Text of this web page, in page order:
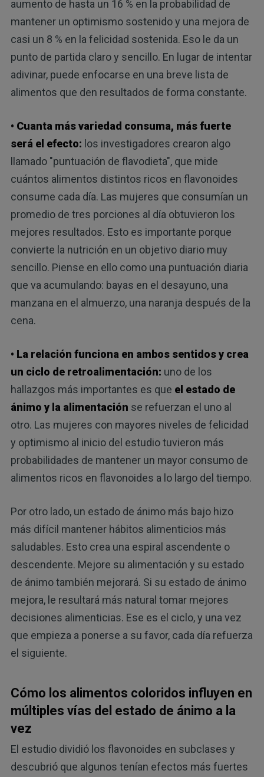
aumento de hasta un 16 % en la probabilidad de
mantener un optimismo sostenido y una mejora de
casi un 8 % en la felicidad sostenida. Eso le da un
punto de partida claro y sencillo. En lugar de intentar
adivinar, puede enfocarse en una breve lista de
alimentos que den resultados de forma constante.
• Cuanta más variedad consuma, más fuerte
será el efecto: los investigadores crearon algo
llamado "puntuación de flavodieta", que mide
cuántos alimentos distintos ricos en flavonoides
consume cada día. Las mujeres que consumían un
promedio de tres porciones al día obtuvieron los
mejores resultados. Esto es importante porque
convierte la nutrición en un objetivo diario muy
sencillo. Piense en ello como una puntuación diaria
que va acumulando: bayas en el desayuno, una
manzana en el almuerzo, una naranja después de la
cena.
• La relación funciona en ambos sentidos y crea
un ciclo de retroalimentación: uno de los
hallazgos más importantes es que el estado de
ánimo y la alimentación se refuerzan el uno al
otro. Las mujeres con mayores niveles de felicidad
y optimismo al inicio del estudio tuvieron más
probabilidades de mantener un mayor consumo de
alimentos ricos en flavonoides a lo largo del tiempo.
Por otro lado, un estado de ánimo más bajo hizo
más difícil mantener hábitos alimenticios más
saludables. Esto crea una espiral ascendente o
descendente. Mejore su alimentación y su estado
de ánimo también mejorará. Si su estado de ánimo
mejora, le resultará más natural tomar mejores
decisiones alimenticias. Ese es el ciclo, y una vez
que empieza a ponerse a su favor, cada día refuerza
el siguiente.
Cómo los alimentos coloridos influyen en
múltiples vías del estado de ánimo a la
vez
El estudio dividió los flavonoides en subclases y
descubrió que algunos tenían efectos más fuertes